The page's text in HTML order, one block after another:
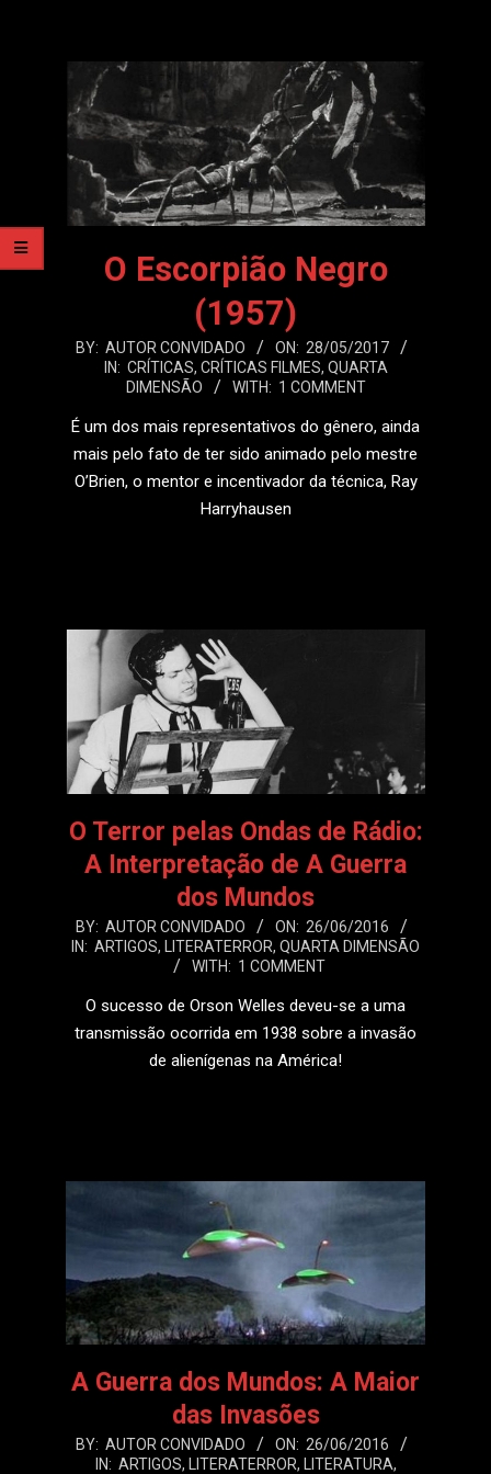
O Escorpião Negro
(1957)
2017-
BY: AUTOR CONVIDADO ON: 28/05/2017
IN: CRÍTICAS, CRÍTICAS FILMES, QUARTA
DIMENSÃO
WITH: 1 COMMENT
É um dos mais representativos do gênero, ainda
mais pelo fato de ter sido animado pelo mestre
O’Brien, o mentor e incentivador da técnica, Ray
Harryhausen
O Terror pelas Ondas de Rádio:
A Interpretação de A Guerra
dos Mundos
2016-
06-
BY: AUTOR CONVIDADO ON: 26/06/2016
IN: ARTIGOS, LITERATERROR, QUARTA DIMENSÃO
WITH: 1 COMMENT
O sucesso de Orson Welles deveu-se a uma
transmissão ocorrida em 1938 sobre a invasão
de alienígenas na América!
A Guerra dos Mundos: A Maior
das Invasões
2016-
BY: AUTOR CONVIDADO ON: 26/06/2016
IN: ARTIGOS, LITERATERROR, LITERATURA,